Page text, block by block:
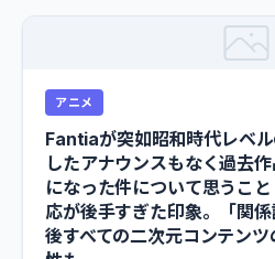
アニメ
Fantiaが突如昭和時代レベ
したアナウンスもなく過去
になった件について思うこ
応が後手すぎた印象。「関
後すべての二次元コンテン